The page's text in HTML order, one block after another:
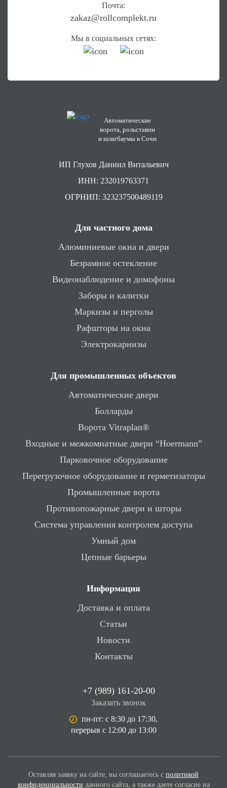
Почта:
zakaz@rollcomplekt.ru
Мы в социальных сетях:
Автоматические
ворота, рольставни
и шлагбаумы в Сочи
ИП Глухов Даниил Витальевич
ИНН: 232019763371
ОГРНИП: 323237500489119
Для частного дома
Алюминиевые окна и двери
Безрамное остекление
Видеонаблюдение и домофоны
Заборы и калитки
Маркизы и перголы
Рафшторы на окна
Электрокарнизы
Для промышленных объектов
Автоматические двери
Болларды
Ворота Vitraplan®
Входные и межкомнатные двери “Hoermann”
Парковочное оборудование
Перегрузочное оборудование и герметизаторы
Промышленные ворота
Противопожарные двери и шторы
Система управления контролем доступа
Умный дом
Цепные барьеры
Информация
Доставка и оплата
Статьи
Новости
Контакты
+7 (989) 161-20-00
Заказать звонок
пн-пт: с 8:30 до 17:30,
перерыв с 12:00 до 13:00
Оставляя заявку на сайте, вы соглашаетесь с политикой
конфиденциальности данного сайта, а также даете согласие на